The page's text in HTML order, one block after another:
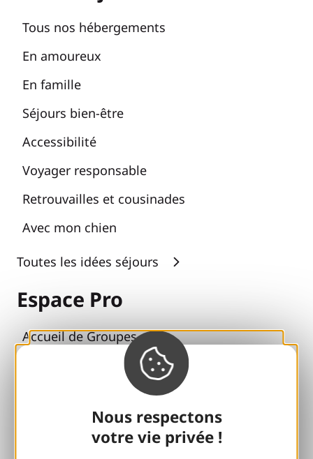
Nous respectons
votre vie privée !
Tous nos hébergements
En amoureux
En famille
Séjours bien-être
Accessibilité
Voyager responsable
Retrouvailles et cousinades
Avec mon chien
Toutes les idées séjours
Espace Pro
Accueil de Groupes
Club 100 % Gaillard
Brive 100 % Evénement